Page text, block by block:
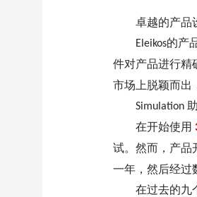
卓越的产品
Eleikos的产
件对产品进行精
市场上脱颖而出
Simulation
在开始使用
试。然而，产品
一年，然后经过
在过去的九